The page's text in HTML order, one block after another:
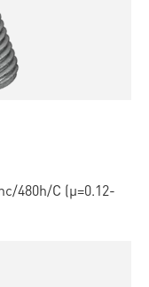
480h/C (µ=0.12-